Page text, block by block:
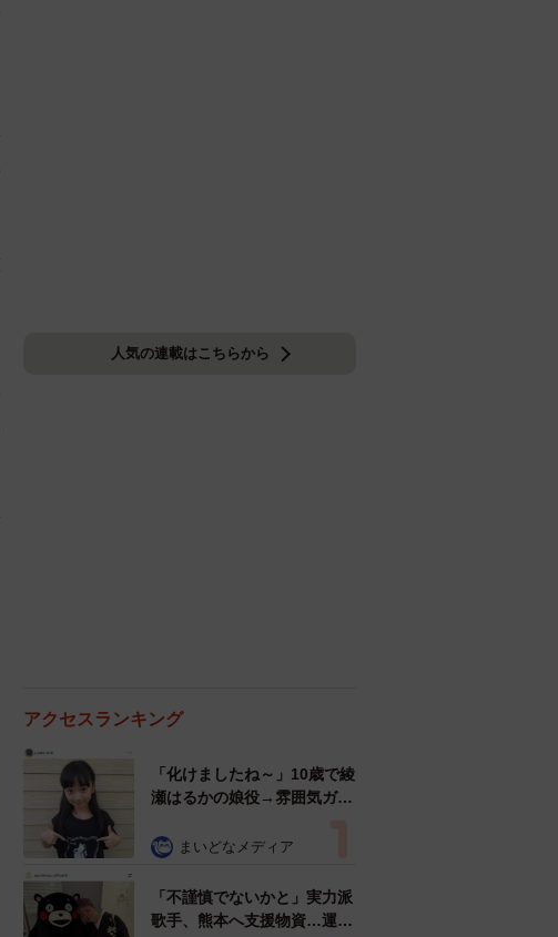
人気の連載はこちらから
アクセスランキング
「化けましたね～」10歳で綾
瀬はるかの娘役→雰囲気ガラ
雰囲気が」「宝塚に入れそ
まいどなメディア
「不謹慎でないかと」実力派
歌手、熊本へ支援物資…運搬